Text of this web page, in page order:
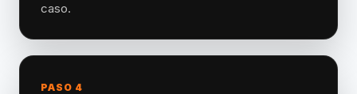
caso.
PASO 4